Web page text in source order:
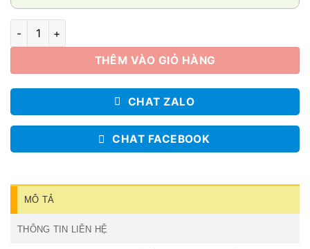
Hoa chúc mừng sang trọng 012 số lượng
THÊM VÀO GIỎ HÀNG
CHAT ZALO
CHAT FACEBOOK
MÔ TẢ
THÔNG TIN LIÊN HỆ